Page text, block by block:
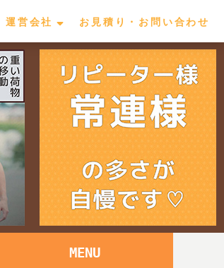
運営会社 お見積り・お問い合わせ
MENU